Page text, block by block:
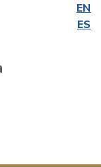
EN
ES